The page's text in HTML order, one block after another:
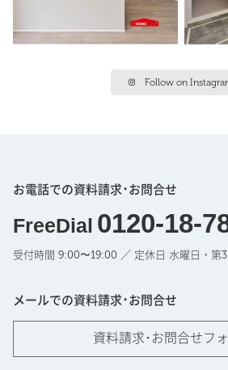
Follow on
お電話での資料請求･お問合せ
FreeDial 0120-18-
受付時間 9:00〜19:00 ／ 定休日 水曜日・第3
メールでの資料請求･お問合せ
資料請求･お問合せフ